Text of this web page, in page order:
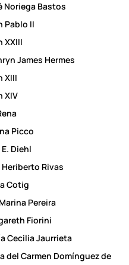
Noriega Bastos
Pablo II
XXIII
James Hermes
XIII
XIV
Picco
Diehl
Heriberto Rivas
Cotig
Pereira
Fiorini
Cecilia Jaurrieta
del Carmen Domínguez de